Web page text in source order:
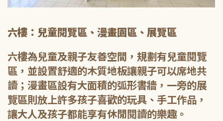
六樓：兒童閱覽區、漫畫園區、展覽區
六樓為兒童及親子友善空間，規劃有兒童閱覽
區，並設置舒適的木質地板讓親子可以席地共
讀；漫畫區設有大面積的弧形書牆，一旁的展
覽區則放上許多孩子喜歡的玩具、手工作品，
讓大人及孩子都能享有休閒閱讀的樂趣。